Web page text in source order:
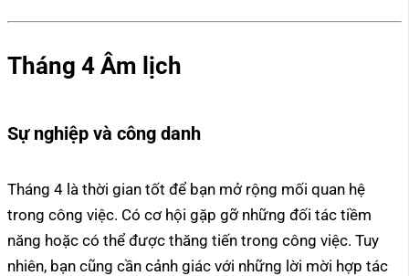
Tháng 4 Âm lịch
Sự nghiệp và công danh
Tháng 4 là thời gian tốt để bạn mở rộng mối quan hệ
trong công việc. Có cơ hội gặp gỡ những đối tác tiềm
năng hoặc có thể được thăng tiến trong công việc. Tuy
nhiên, bạn cũng cần cảnh giác với những lời mời hợp tác